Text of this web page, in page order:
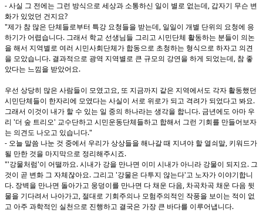
- 사실 그 전에는 그런 방식으로 세상과 소통하신 일이 별로 없는데 , 갑자기 무슨 변
화가 있었던 건지요?
"제가 참 많은 단체들로부터 특강 요청들을 받는데 , 일일이 개별 단위의 요청에 응
하기가 어렵습니다. 그래서 학교 선생님들 그리고 시민단체 활동하는 분들이 의논
을 해서 지역별로 여러 시민사회단체가 합동으로 초청하는 형식으로 하자고 의견
을 모았습니다. 결과적으로 광역 지역별로 큰 규모의 강연을 하게 되었는데 , 참 좋
았다는 느낌을 받았어요.
우선 상당히 많은 사람들이 모였고요, 또 지금까지 같은 지역에서도 각자 활동했던
시민단체들이 한자리에 모였다는 사실이 서로 위로가 되고 격려가 되었다고 봐요.
그래서 이것이 내가 할 수 있는 일 중의 하나라는 생각을 합니다. 금년에도 아마 우
리 '더 숲 트리오' 교수단하고 시민운동단체들하고 합해서 그런 기회를 만들어보자
는 의견도 나오고 있습니다."
- 오늘 말씀 나눈 것 중에서 우리가 상상들을 해나갈 때 지녀야 할 열쇠말, 키워드가
될 만한 것을 마지막으로 정리해주시죠.
"'강물처럼'이 어떨까요. 시내가 강을 만나면 이미 시내가 아니라 강물이 되지요. 그
것이 곧 변화 그 자체잖아요. 그리고 '강물은 다투지 않는다'고 노자가 이야기합니
다. 장벽을 만나면 돌아가고 웅덩이를 만나면 다 채운 다음, 차곡차곡 채운 다음 뒷
물을 기다려서 나아가고, 절대로 기회주의나 모험주의적인 작풍을 보이는 적이 없
고 아주 과학적인 실천으로 진행하고 결국은 가장 큰 바다를 이루어냅니다.